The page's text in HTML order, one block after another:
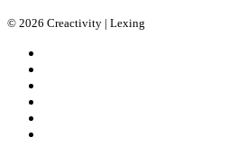
© 2026 Creactivity | Lexing